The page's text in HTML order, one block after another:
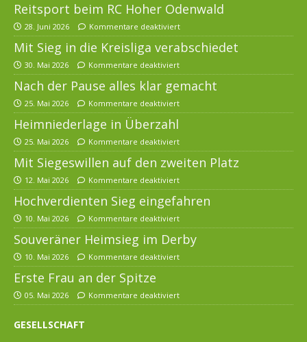
Reitsport beim RC Hoher Odenwald
28. Juni 2026 Kommentare deaktiviert
Mit Sieg in die Kreisliga verabschiedet
30. Mai 2026 Kommentare deaktiviert
Nach der Pause alles klar gemacht
25. Mai 2026 Kommentare deaktiviert
Heimniederlage in Überzahl
25. Mai 2026 Kommentare deaktiviert
Mit Siegeswillen auf den zweiten Platz
12. Mai 2026 Kommentare deaktiviert
Hochverdienten Sieg eingefahren
10. Mai 2026 Kommentare deaktiviert
Souveräner Heimsieg im Derby
10. Mai 2026 Kommentare deaktiviert
Erste Frau an der Spitze
05. Mai 2026 Kommentare deaktiviert
GESELLSCHAFT